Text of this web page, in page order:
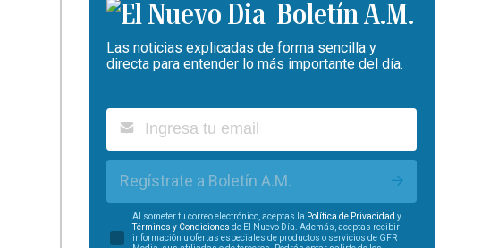
Boletín A.M.
Las noticias explicadas de forma sencilla y
directa para entender lo más importante del día.
Regístrate a Boletín A.M.
Al someter tu correo electrónico, aceptas la Política de Privacidad y
Términos y Condiciones de El Nuevo Día. Además, aceptas recibir
información u ofertas especiales de productos o servicios de GFR